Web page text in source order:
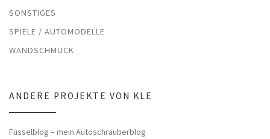
SONSTIGES
SPIELE / AUTOMODELLE
WANDSCHMUCK
ANDERE PROJEKTE VON KLE
Fusselblog – mein Autoschrauberblog